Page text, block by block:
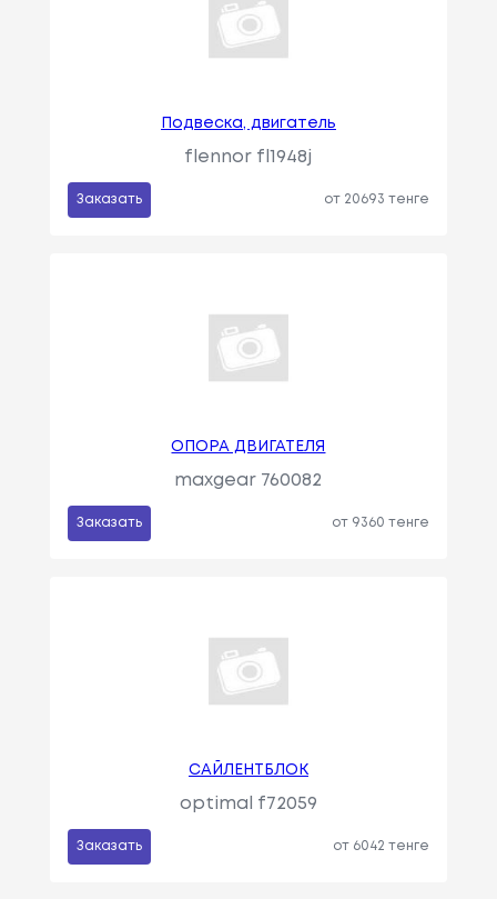
Подвеска, двигатель
flennor fl1948j
Заказать от 20693 тенге
ОПОРА ДВИГАТЕЛЯ
maxgear 760082
Заказать от 9360 тенге
САЙЛЕНТБЛОК
optimal f72059
Заказать от 6042 тенге